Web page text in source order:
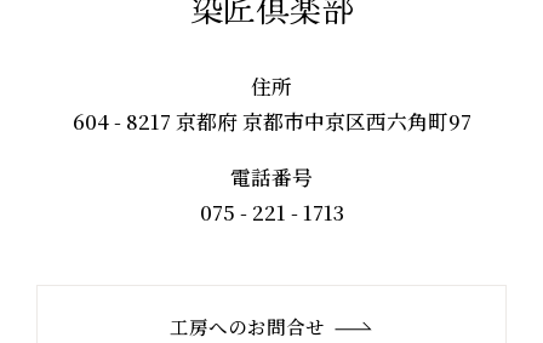
住所
604 - 8217 京都府 京都市中京区西六角町97
電話番号
075 - 221 - 1713
工房へのお問合せ